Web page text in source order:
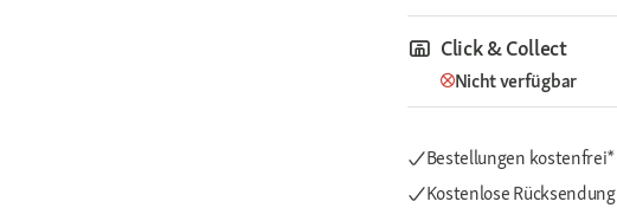
Click & Collect
Nicht verfügbar
Bestellungen kostenfrei*
Kostenlose Rücksendung